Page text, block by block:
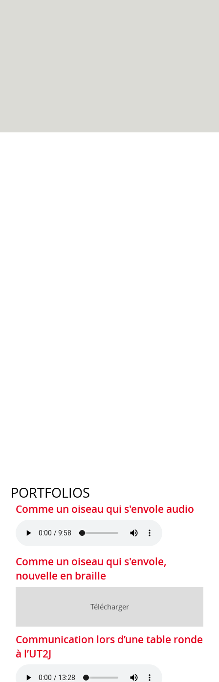
PORTFOLIOS
Comme un oiseau qui s'envole audio
Comme un oiseau qui s'envole,
nouvelle en braille
Télécharger
Communication lors d’une table ronde
à l’UT2J